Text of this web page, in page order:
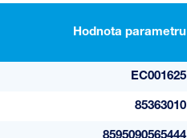
Hodnota parametru
EC001625
85363010